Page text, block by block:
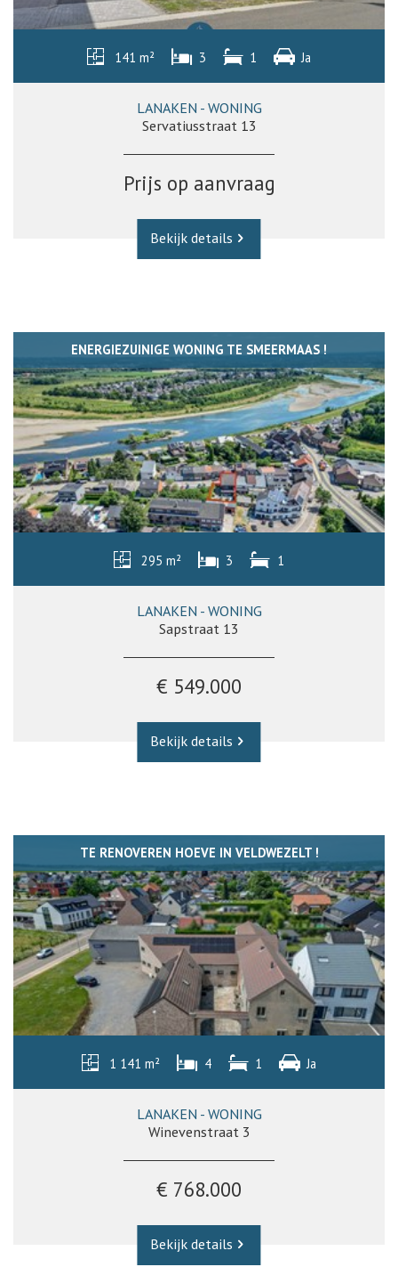
141 m² 3 1 Ja
LANAKEN - WONING
Servatiusstraat 13
Prijs op aanvraag
Bekijk details
ENERGIEZUINIGE WONING TE SMEERMAAS !
295 m² 3 1
LANAKEN - WONING
Sapstraat 13
€ 549.000
Bekijk details
TE RENOVEREN HOEVE IN VELDWEZELT !
1 141 m² 4 1 Ja
LANAKEN - WONING
Winevenstraat 3
€ 768.000
Bekijk details